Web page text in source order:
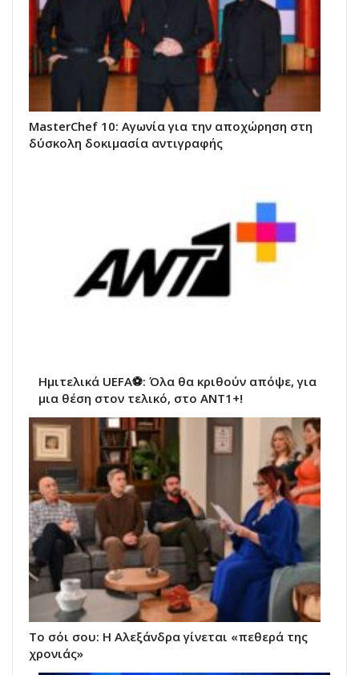
MasterChef 10: Αγωνία για την αποχώρηση στη
δύσκολη δοκιμασία αντιγραφής
Ημιτελικά UEFA⚽: Όλα θα κριθούν απόψε, για
μια θέση στον τελικό, στο ΑΝΤ1+!
Το σόι σου: Η Αλεξάνδρα γίνεται «πεθερά της
χρονιάς»